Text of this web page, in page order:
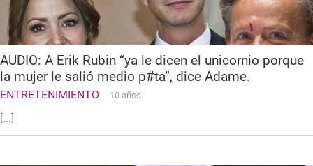
AUDIO: A Erik Rubin “ya le dicen el unicornio porque
la mujer le salió medio p#ta”, dice Adame.
ENTRETENIMIENTO 10 años
[...]